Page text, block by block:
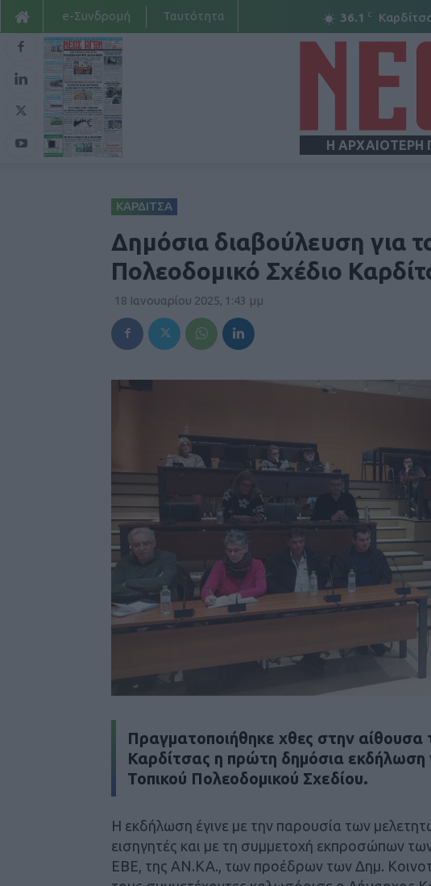
36.1 C
e-Συνδρομή Ταυτότητα
Η ΑΡΧΑΙΟΤΕΡΗ
ΚΑΡΔΙΤΣΑ
Δημόσια διαβούλευση για
Πολεοδομικό Σχέδιο
18 Ιανουαρίου 2025, 1:43 μμ
Πραγματοποιήθηκε χθες στην αίθουσα
Καρδίτσας η πρώτη δημόσια εκδήλωση
Τοπικού Πολεοδομικού Σχεδίου.
Η εκδήλωση έγινε με την παρουσία των
εισηγητές και με τη συμμετοχή εκπροσώπων
ΕΒΕ, της ΑΝ.ΚΑ., των προέδρων των Δημ.